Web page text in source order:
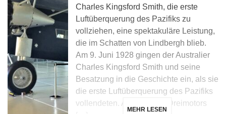
Charles Kingsford Smith, die erste
Luftüberquerung des Pazifiks zu
vollziehen, eine spektakuläre Leistung,
die im Schatten von Lindbergh blieb.
Am 9. Juni 1928 gingen der Australier
Charles Kingsford Smith und seine
Besatzung in die Geschichte ein, als sie
die erste Luftüberquerung des Pazifiks
vollendeten. An Bord des Dreimotors
MEHR LESEN